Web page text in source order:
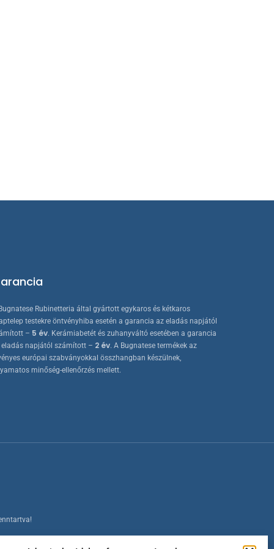
Rubinetteria által gyártott egykaros és kétkaros
testekre öntvényhiba esetén a garancia az eladás napjától
– 5 év. Kerámiabetét és zuhanyváltó esetében a garancia
eladás napjától számított – 2 év. A Bugnatese termékek az
európai szabványokkal összhangban készülnek,
minőség-ellenőrzés mellett.